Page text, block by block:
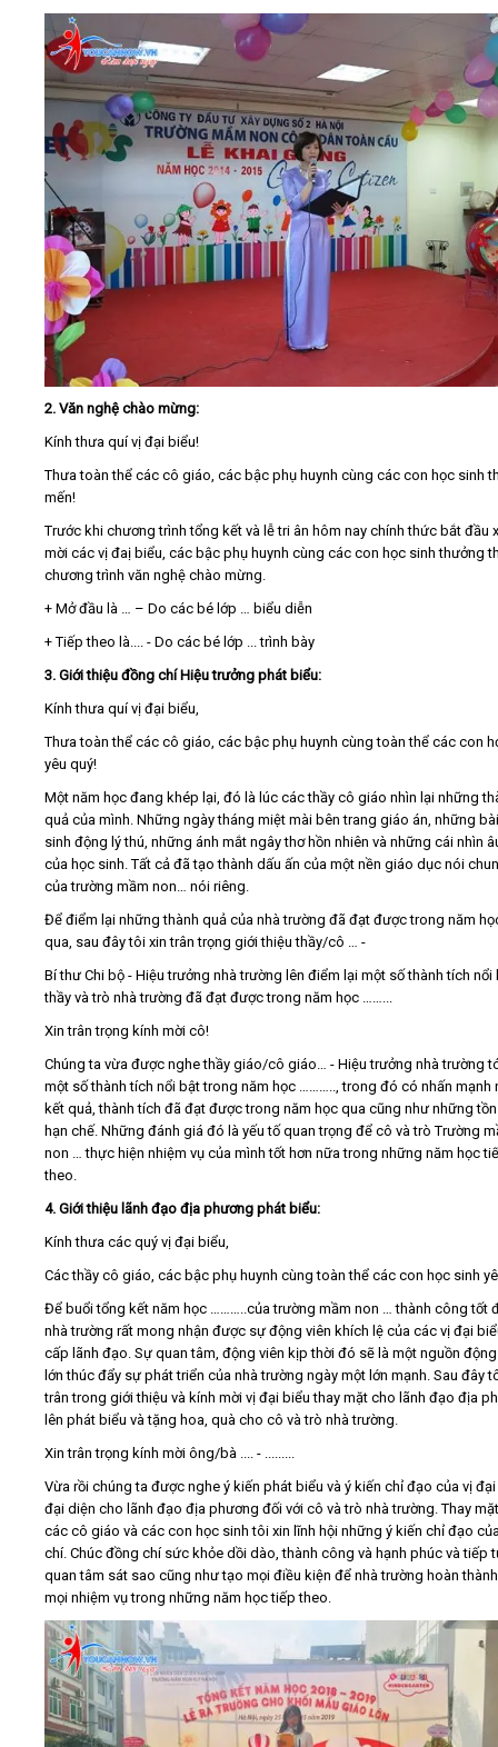
2. Văn nghệ chào mừng:
Kính thưa quí vị đại biểu!
Thưa toàn thể các cô giáo, các bậc phụ huynh cùng các con học sinh
mến!
Trước khi chương trình tổng kết và lễ tri ân hôm nay chính thức bắt đầu
mời các vị đaị biểu, các bậc phụ huynh cùng các con học sinh thưởng
chương trình văn nghệ chào mừng.
+ Mở đầu là … – Do các bé lớp … biểu diễn
+ Tiếp theo là.... - Do các bé lớp ... trình bày
3. Giới thiệu đồng chí Hiệu trưởng phát biểu:
Kính thưa quí vị đại biểu,
Thưa toàn thể các cô giáo, các bậc phụ huynh cùng toàn thể các con
yêu quý!
Một năm học đang khép lại, đó là lúc các thầy cô giáo nhìn lại những
quả của mình. Những ngày tháng miệt mài bên trang giáo án, những
sinh động lý thú, những ánh mắt ngây thơ hồn nhiên và những cái nhìn
của học sinh. Tất cả đã tạo thành dấu ấn của một nền giáo dục nói
của trường mầm non… nói riêng.
Để điểm lại những thành quả của nhà trường đã đạt được trong năm
qua, sau đây tôi xin trân trọng giới thiệu thầy/cô … -
Bí thư Chi bộ - Hiệu trưởng nhà trường lên điểm lại một số thành tích nổi
thầy và trò nhà trường đã đạt được trong năm học ……...
Xin trân trọng kính mời cô!
Chúng ta vừa được nghe thầy giáo/cô giáo… - Hiệu trưởng nhà trường
một số thành tích nổi bật trong năm học ……….., trong đó có nhấn mạnh
kết quả, thành tích đã đạt được trong năm học qua cũng như những
hạn chế. Những đánh giá đó là yếu tố quan trọng để cô và trò Trường
non … thực hiện nhiệm vụ của mình tốt hơn nữa trong những năm học
theo.
4. Giới thiệu lãnh đạo địa phương phát biểu:
Kính thưa các quý vị đại biểu,
Các thầy cô giáo, các bậc phụ huynh cùng toàn thể các con học sinh
Để buổi tổng kết năm học ………..của trường mầm non … thành công tốt
nhà trường rất mong nhận được sự động viên khích lệ của các vị đại
cấp lãnh đạo. Sự quan tâm, động viên kịp thời đó sẽ là một nguồn
lớn thúc đẩy sự phát triển của nhà trường ngày một lớn mạnh. Sau đây
trân trong giới thiệu và kính mời vị đại biểu thay mặt cho lãnh đạo địa
lên phát biểu và tặng hoa, quà cho cô và trò nhà trường.
Xin trân trọng kính mời ông/bà .... - .........
Vừa rồi chúng ta được nghe ý kiến phát biểu và ý kiến chỉ đạo của vị
đại diện cho lãnh đạo địa phương đối với cô và trò nhà trường. Thay
các cô giáo và các con học sinh tôi xin lĩnh hội những ý kiến chỉ đạo
chí. Chúc đồng chí sức khỏe dồi dào, thành công và hạnh phúc và tiếp
quan tâm sát sao cũng như tạo mọi điều kiện để nhà trường hoàn
mọi nhiệm vụ trong những năm học tiếp theo.